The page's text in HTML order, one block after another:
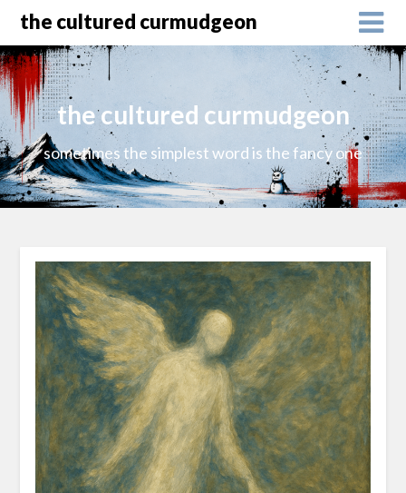
the cultured curmudgeon
the cultured curmudgeon
sometimes the simplest word is the fancy one